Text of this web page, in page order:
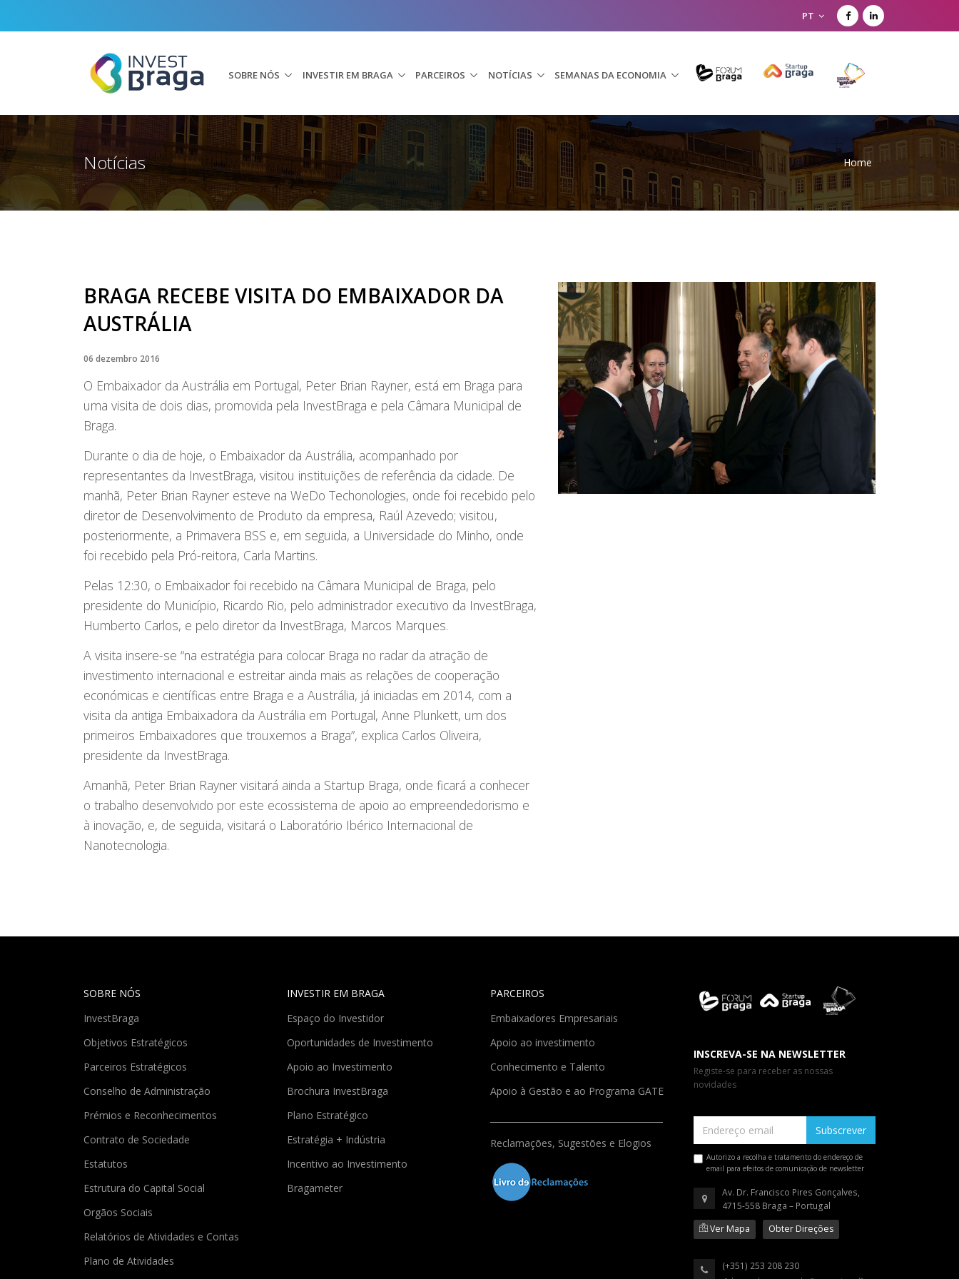
PT
SOBRE NÓS INVESTIR EM BRAGA PARCEIROS NOTÍCIAS SEMANAS DA ECONOMIA
Notícias Home
BRAGA RECEBE VISITA DO EMBAIXADOR DA
AUSTRÁLIA
06 dezembro 2016
O Embaixador da Austrália em Portugal, Peter Brian Rayner, está em Braga para
uma visita de dois dias, promovida pela InvestBraga e pela Câmara Municipal de
Braga.
Durante o dia de hoje, o Embaixador da Austrália, acompanhado por
representantes da InvestBraga, visitou instituições de referência da cidade. De
manhã, Peter Brian Rayner esteve na WeDo Techonologies, onde foi recebido pelo
diretor de Desenvolvimento de Produto da empresa, Raúl Azevedo; visitou,
posteriormente, a Primavera BSS e, em seguida, a Universidade do Minho, onde
foi recebido pela Pró-reitora, Carla Martins.
Pelas 12:30, o Embaixador foi recebido na Câmara Municipal de Braga, pelo
presidente do Município, Ricardo Rio, pelo administrador executivo da InvestBraga,
Humberto Carlos, e pelo diretor da InvestBraga, Marcos Marques.
A visita insere-se “na estratégia para colocar Braga no radar da atração de
investimento internacional e estreitar ainda mais as relações de cooperação
económicas e científicas entre Braga e a Austrália, já iniciadas em 2014, com a
visita da antiga Embaixadora da Austrália em Portugal, Anne Plunkett, um dos
primeiros Embaixadores que trouxemos a Braga”, explica Carlos Oliveira,
presidente da InvestBraga.
Amanhã, Peter Brian Rayner visitará ainda a Startup Braga, onde ficará a conhecer
o trabalho desenvolvido por este ecossistema de apoio ao empreendedorismo e
à inovação, e, de seguida, visitará o Laboratório Ibérico Internacional de
Nanotecnologia.
SOBRE NÓS
InvestBraga
Objetivos Estratégicos
Parceiros Estratégicos
Conselho de Administração
Prémios e Reconhecimentos
Contrato de Sociedade
Estatutos
Estrutura do Capital Social
Orgãos Sociais
Relatórios de Atividades e Contas
Plano de Atividades
INVESTIR EM BRAGA
Espaço do Investidor
Oportunidades de Investimento
Apoio ao Investimento
Brochura InvestBraga
Plano Estratégico
Estratégia + Indústria
Incentivo ao Investimento
Bragameter
PARCEIROS
Embaixadores Empresariais
Apoio ao investimento
Conhecimento e Talento
Apoio à Gestão e ao Programa GATE
Reclamações, Sugestões e Elogios
INSCREVA-SE NA NEWSLETTER
Registe-se para receber as nossas
novidades
Subscrever
Autorizo a recolha e tratamento do endereço de
email para efeitos de comunicação de newsletter
Av. Dr. Francisco Pires Gonçalves,
4715-558 Braga – Portugal
Ver Mapa
Obter Direções
(+351) 253 208 230